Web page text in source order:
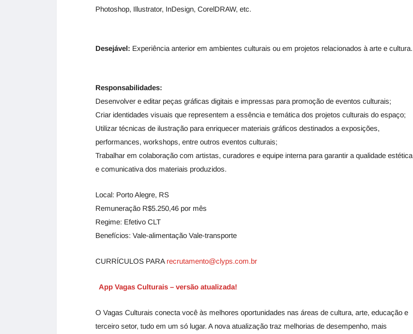
Photoshop, Illustrator, InDesign, CorelDRAW, etc.
Desejável: Experiência anterior em ambientes culturais ou em projetos relacionados à arte e cultura.
Responsabilidades:
Desenvolver e editar peças gráficas digitais e impressas para promoção de eventos culturais;
Criar identidades visuais que representem a essência e temática dos projetos culturais do espaço;
Utilizar técnicas de ilustração para enriquecer materiais gráficos destinados a exposições,
performances, workshops, entre outros eventos culturais;
Trabalhar em colaboração com artistas, curadores e equipe interna para garantir a qualidade estética
e comunicativa dos materiais produzidos.
Local: Porto Alegre, RS
Remuneração R$5.250,46 por mês
Regime: Efetivo CLT
Benefícios: Vale-alimentação Vale-transporte
CURRÍCULOS PARA recrutamento@clyps.com.br
App Vagas Culturais – versão atualizada!
O Vagas Culturais conecta você às melhores oportunidades nas áreas de cultura, arte, educação e
terceiro setor, tudo em um só lugar. A nova atualização traz melhorias de desempenho, mais